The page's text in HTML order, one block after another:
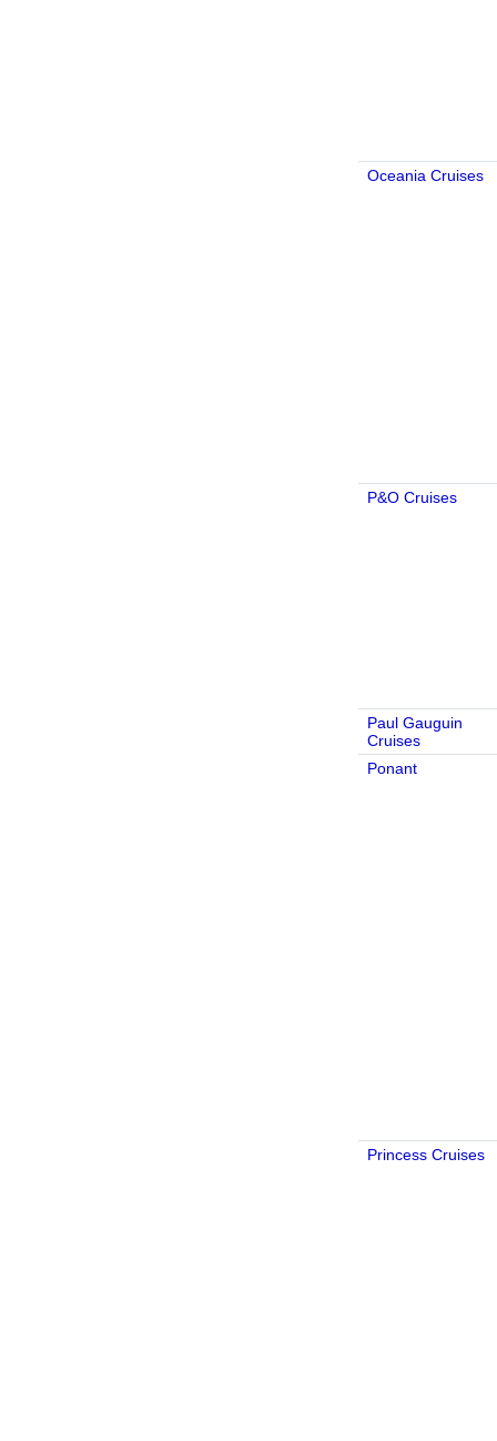
Oceania Cruises
P&O Cruises
Paul Gauguin
Cruises
Ponant
Princess Cruises